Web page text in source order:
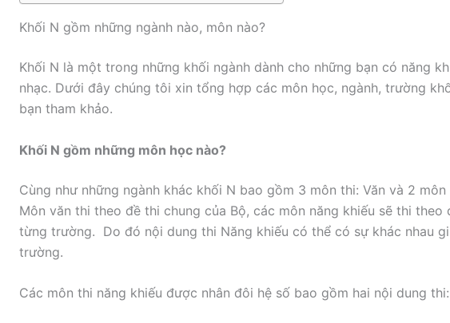
Khối N gồm những ngành nào, môn nào?
Khối N là một trong những khối ngành dành cho những bạn có năng
nhạc. Dưới đây chúng tôi xin tổng hợp các môn học, ngành, trường
bạn tham khảo.
Khối N gồm những môn học nào?
Cùng như những ngành khác khối N bao gồm 3 môn thi: Văn và 2 môn
Môn văn thi theo đề thi chung của Bộ, các môn năng khiếu sẽ thi theo
từng trường. Do đó nội dung thi Năng khiếu có thể có sự khác nhau
trường.
Các môn thi năng khiếu được nhân đôi hệ số bao gồm hai nội dung thi: